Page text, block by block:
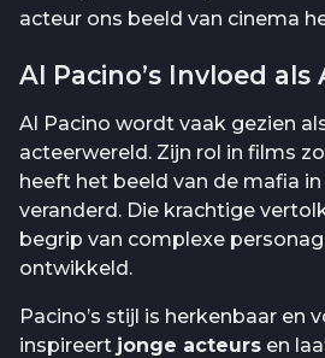
acteur ons beeld van cinema
Al Pacino’s Invloed als
Al Pacino wordt vaak gezien
acteerwereld. Zijn rol in films
heeft het beeld van de mafia
veranderd. Die krachtige
begrip van complexe
ontwikkeld.
Pacino’s stijl is herkenbaar en
inspireert jonge acteurs en